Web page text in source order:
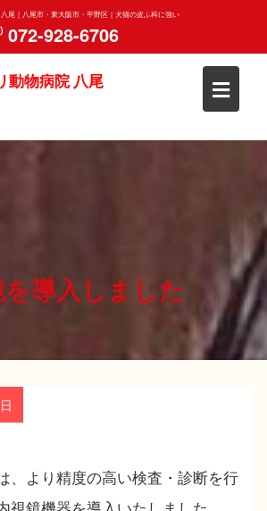
尾｜八尾市・東大阪市・平野区｜犬猫の皮ふ科に強い
072-928-6706
動物病院 八尾
導入しました
、より精度の高い検査・診断を行